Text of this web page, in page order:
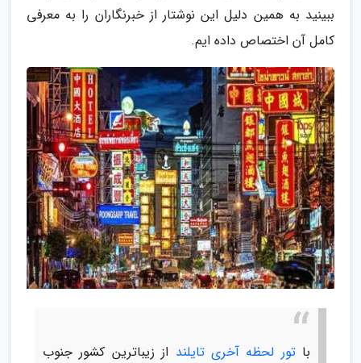
ببینید به همین دلیل این نوشتار از خبرنگاران را به معرفی
کامل آن اختصاص داده ایم.
باتور لحظه آخری تایلند از زیباترین کشور جنوب